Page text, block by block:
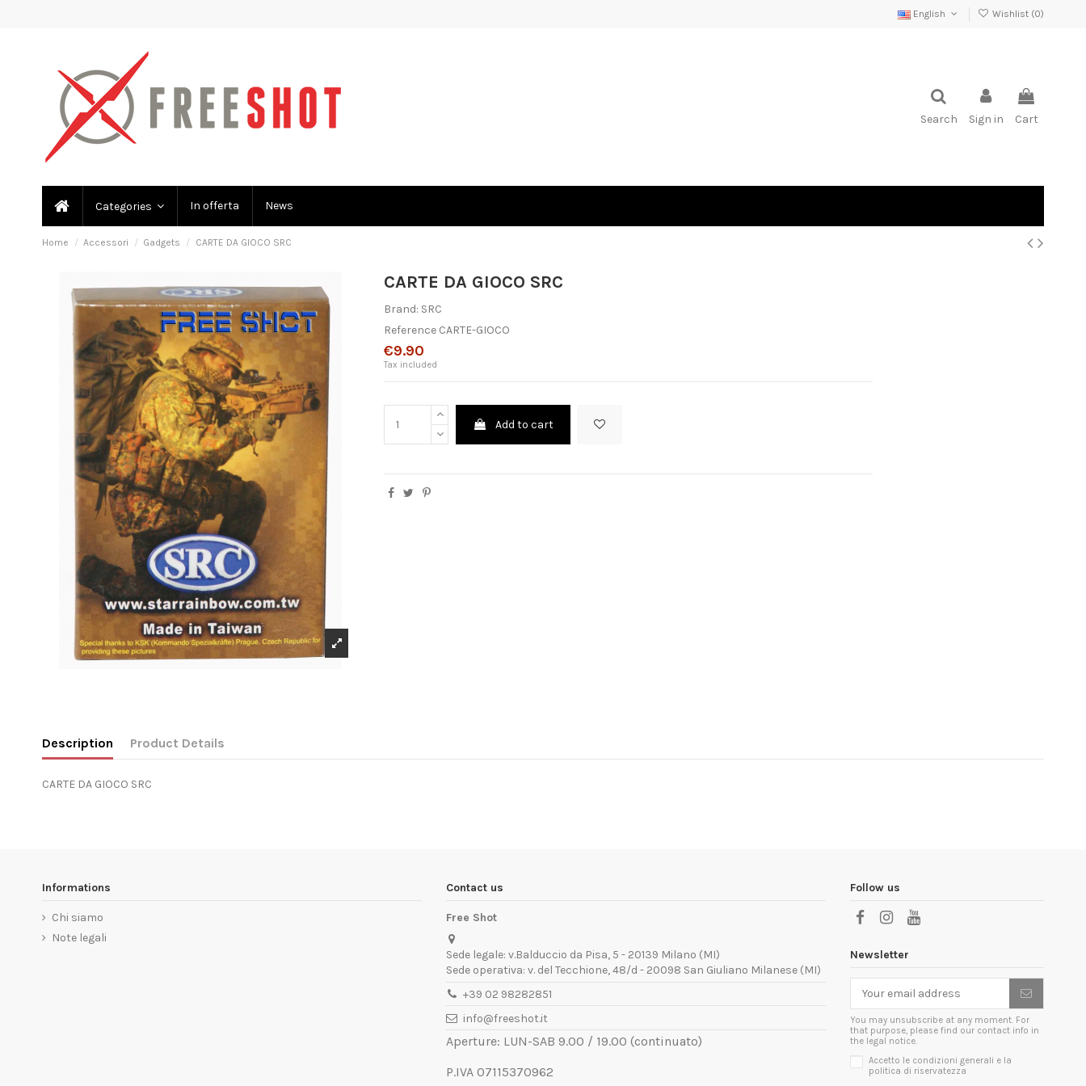
English Wishlist (0)
Search Sign in Cart
Categories In offerta News
Home Accessori Gadgets CARTE DA GIOCO SRC
CARTE DA GIOCO SRC
Brand: SRC
Reference CARTE-GIOCO
€9.90
Tax included
Add to cart
Description Product Details
CARTE DA GIOCO SRC
Informations
Chi siamo
Note legali
Contact us
Free Shot
Sede legale: v.Balduccio da Pisa, 5 - 20139 Milano (MI)
Sede operativa: v. del Tecchione, 48/d - 20098 San Giuliano Milanese (MI)
+39 02 98282851
info@freeshot.it
Aperture: LUN-SAB 9.00 / 19.00 (continuato)
P.IVA 07115370962
Follow us
Newsletter
You may unsubscribe at any moment. For
that purpose, please find our contact info in
the legal notice.
Accetto le condizioni generali e la
politica di riservatezza